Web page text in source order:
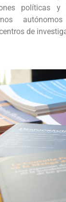
políticas y
autónomos
de